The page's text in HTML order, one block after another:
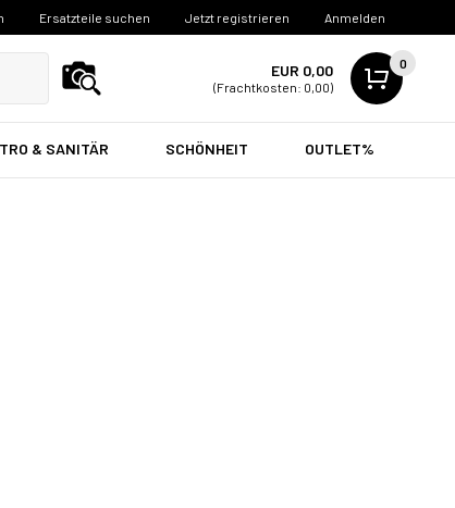
Ersatzteile suchen Jetzt registrieren Anmelden
EUR 0,00
(Frachtkosten: 0,00)
0
& SANITÄR SCHÖNHEIT OUTLET%